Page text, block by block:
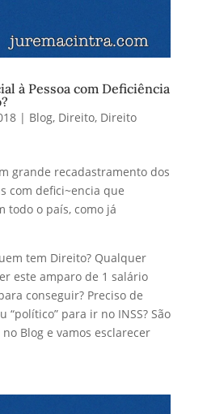
à Pessoa com Deficiência
| Blog, Direito, Direito
grande recadastramento dos
com defici~encia que
todo o país, como já
tem Direito? Qualquer
este amparo de 1 salário
conseguir? Preciso de
“político” para ir no INSS? São
Blog e vamos esclarecer